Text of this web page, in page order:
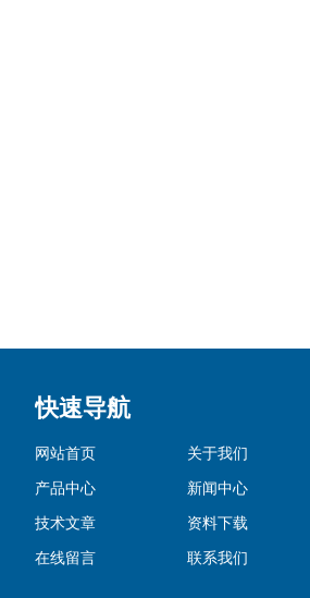
快速导航
网站首页
关于我们
产品中心
新闻中心
技术文章
资料下载
在线留言
联系我们